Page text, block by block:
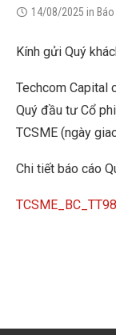
14/08/2025 in
Kính gửi Quý
Techcom Capital
Quý đầu tư Cổ
TCSME (ngày
Chi tiết báo cáo